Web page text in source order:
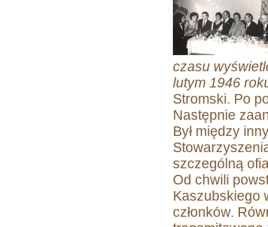
czasu
lutym 1946
Stromski. Po
Następnie
Był między
szczególną
Od chwili
Kaszubskiego
członków.